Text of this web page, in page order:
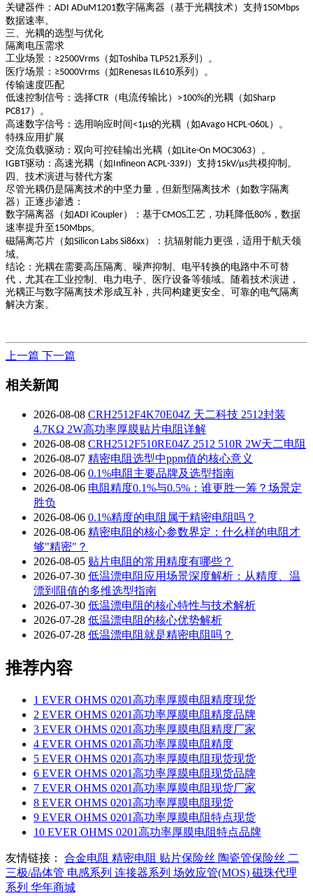
关键器件： ADI ADuM1201数字隔离器（基于光耦技术）支持150Mbps
数据速率。
三、光耦的选型与优化
隔离电压需求
工业场景： ≥2500Vrms （如Toshiba TLP521系列）。
医疗场景： ≥5000Vrms （如Renesas IL610系列）。
传输速度匹配
低速控制信号：选择CTR （电流传输比） >100%的光耦（如Sharp
PC817）。
高速数字信号：选用响应时间<1μs的光耦（如Avago HCPL-060L）。
特殊应用扩展
交流负载驱动：双向可控硅输出光耦（如Lite-On MOC3063）。
IGBT驱动：高速光耦（如Infineon ACPL-339J）支持15kV/μs共模抑制。
四、技术演进与替代方案
尽管光耦仍是隔离技术的中坚力量，但新型隔离技术（如数字隔离
器）正逐步渗透：
数字隔离器 （如ADI iCoupler）：基于CMOS工艺，功耗降低80% ，数据
速率提升至150Mbps。
磁隔离芯片 （如Silicon Labs Si86xx）：抗辐射能力更强，适用于航天领
域。
结论 ：光耦在需要高压隔离、噪声抑制、电平转换的电路中不可替
代，尤其在工业控制、电力电子、医疗设备等领域。随着技术演进，
光耦正与数字隔离技术形成互补，共同构建更安全、可靠的电气隔离
解决方案。
上一篇 下一篇
相关新闻
2026-08-08 CRH2512F4K70E04Z 天二科技 2512封装
4.7KΩ 2W高功率厚膜贴片电阻详解
2026-08-08 CRH2512F510RE04Z 2512 510R 2W天二电阻
2026-08-07 精密电阻选型中ppm值的核心意义
2026-08-06 0.1%电阻主要品牌及选型指南
2026-08-06 电阻精度0.1%与0.5%：谁更胜一筹？场景定
胜负
2026-08-06 0.1%精度的电阻属于精密电阻吗？
2026-08-06 精密电阻的核心参数界定：什么样的电阻才
够"精密"？
2026-08-05 贴片电阻的常用精度有哪些？
2026-07-30 低温漂电阻应用场景深度解析：从精度、温
漂到阻值的多维选型指南
2026-07-30 低温漂电阻的核心特性与技术解析
2026-07-28 低温漂电阻的核心优势解析
2026-07-28 低温漂电阻就是精密电阻吗？
推荐内容
1 EVER OHMS 0201高功率厚膜电阻精度现货
2 EVER OHMS 0201高功率厚膜电阻精度品牌
3 EVER OHMS 0201高功率厚膜电阻精度厂家
4 EVER OHMS 0201高功率厚膜电阻精度
5 EVER OHMS 0201高功率厚膜电阻现货现货
6 EVER OHMS 0201高功率厚膜电阻现货品牌
7 EVER OHMS 0201高功率厚膜电阻现货厂家
8 EVER OHMS 0201高功率厚膜电阻现货
9 EVER OHMS 0201高功率厚膜电阻特点现货
10 EVER OHMS 0201高功率厚膜电阻特点品牌
友情链接： 合金电阻 精密电阻 贴片保险丝 陶瓷管保险丝 二
三极/晶体管 电感系列 连接器系列 场效应管(MOS) 磁珠代理
系列 华年商城